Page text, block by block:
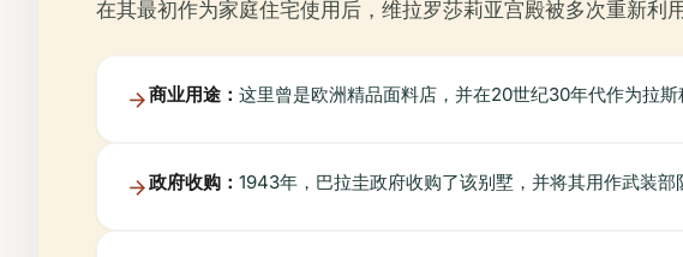
在其最初作为家庭住宅使用后，维拉罗莎莉亚宫殿被多次重新利
商业用途： 这里曾是欧洲精品面料店，并在20世纪30年代作为拉
政府收购： 1943年，巴拉圭政府收购了该别墅，并将其用作武装部